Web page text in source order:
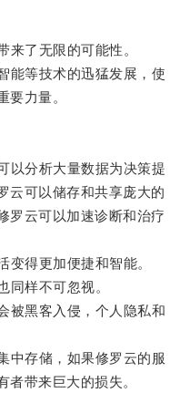
了无限的可能性。
等技术的迅猛发展，使
要力量。
分析大量数据为决策提
云可以储存和共享庞大的
罗云可以加速诊断和治疗
得更加便捷和智能。
样不可忽视。
黑客入侵，个人隐私和
存储，如果修罗云的服
者带来巨大的损失。